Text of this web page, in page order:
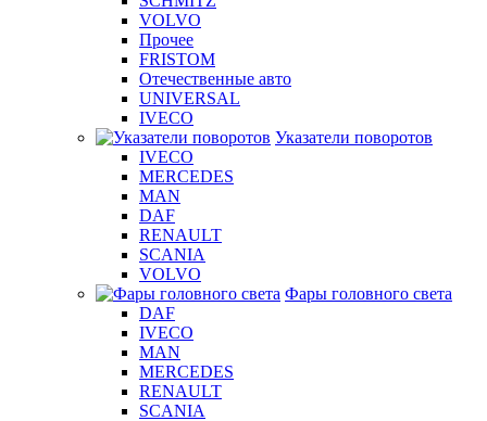
VOLVO
Прочее
FRISTOM
Отечественные авто
UNIVERSAL
IVECO
Указатели поворотов
IVECO
MERCEDES
MAN
DAF
RENAULT
SCANIA
VOLVO
Фары головного света
DAF
IVECO
MAN
MERCEDES
RENAULT
SCANIA